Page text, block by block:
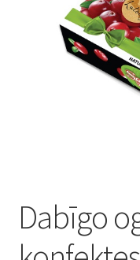
Konditoreja
Dabīgo